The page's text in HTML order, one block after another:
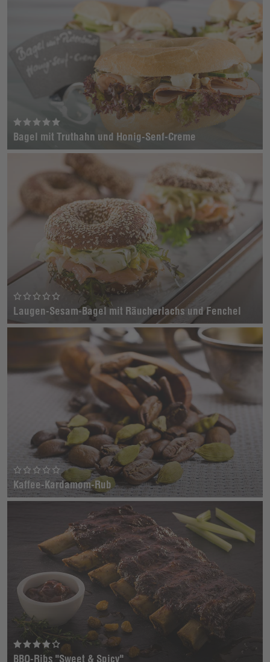
Bagel mit Truthahn und Honig-Senf-Creme
Laugen-Sesam-Bagel mit Räucherlachs und Fenchel
Kaffee-Kardamom-Rub
BBQ-Ribs "Sweet & Spicy"